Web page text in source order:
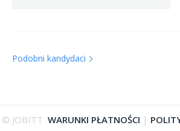
Podobni kandydaci
© JOBITT WARUNKI PŁATNOŚCI |